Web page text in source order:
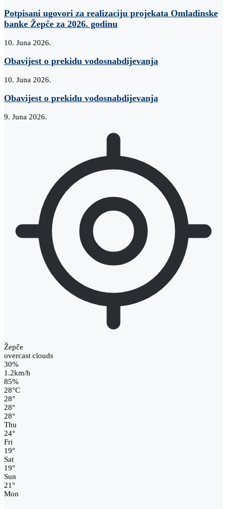
Potpisani ugovori za realizaciju projekata Omladinske
banke Žepče za 2026. godinu
10. Juna 2026.
Obavijest o prekidu vodosnabdijevanja
10. Juna 2026.
Obavijest o prekidu vodosnabdijevanja
9. Juna 2026.
Žepče
overcast clouds
30%
1.2km/h
85%
28°C
28°
28°
28°
Thu
24°
Fri
19°
Sat
19°
Sun
21°
Mon